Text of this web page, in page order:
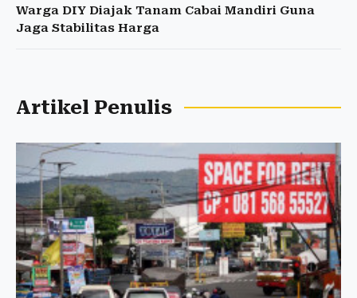
Warga DIY Diajak Tanam Cabai Mandiri Guna
Jaga Stabilitas Harga
Artikel Penulis